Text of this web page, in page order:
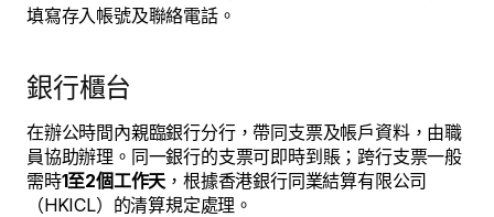
填寫存入帳號及聯絡電話。
銀行櫃台
在辦公時間內親臨銀行分行，帶同支票及帳戶資料，由職
員協助辦理。同一銀行的支票可即時到賬；跨行支票一般
需時1至2個工作天 ，根據香港銀行同業結算有限公司
（HKICL）的清算規定處理。